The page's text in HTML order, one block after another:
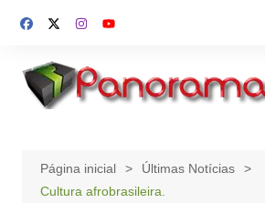
para
conteúdo
Página inicial
Últimas Notícias
Cultura afrobrasileira.